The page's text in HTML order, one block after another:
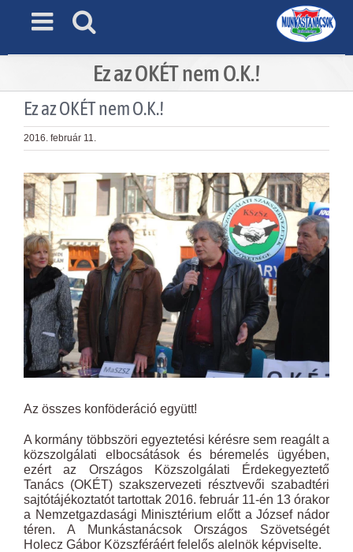
Ez az OKÉT nem O.K.!
Ez az OKÉT nem O.K.!
2016. február 11.
View
Larger
Image
Az összes konföderáció együtt!
A kormány többszöri egyeztetési kérésre sem reagált a
közszolgálati elbocsátások és béremelés ügyében,
ezért az Országos Közszolgálati Érdekegyeztető
Tanács (OKÉT) szakszervezeti résztvevői szabadtéri
sajtótájékoztatót tartottak 2016. február 11-én 13 órakor
a Nemzetgazdasági Minisztérium előtt a József nádor
téren. A Munkástanácsok Országos Szövetségét
Holecz Gábor Közszféráért felelős alelnök képviselte.